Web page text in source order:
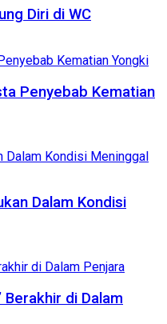
Diri di WC
Penyebab Kematian
Dalam Kondisi
Berakhir di Dalam